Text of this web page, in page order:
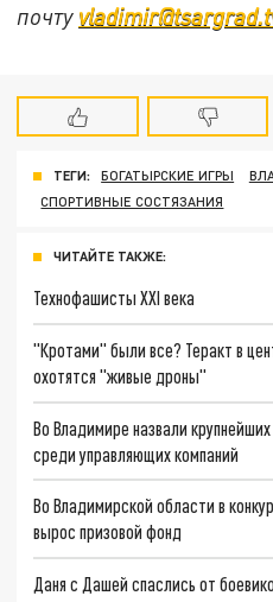
почту
ТЕГИ: БОГАТЫРСКИЕ ИГРЫ
СПОРТИВНЫЕ СОСТЯЗАНИЯ
ЧИТАЙТЕ ТАКЖЕ:
Технофашисты XXI века
"Кротами" были все? Теракт в
охотятся "живые дроны"
Во Владимире назвали
среди управляющих компаний
Во Владимирской области в
вырос призовой фонд
Даня с Дашей спаслись от